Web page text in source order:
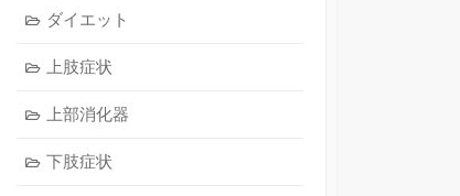
ダイエット
上肢症状
上部消化器
下肢症状